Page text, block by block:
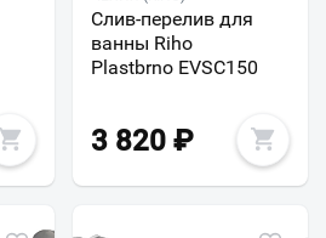
Слив-перелив для
ванны Riho
Plastbrno EVSC150
3 820 ₽